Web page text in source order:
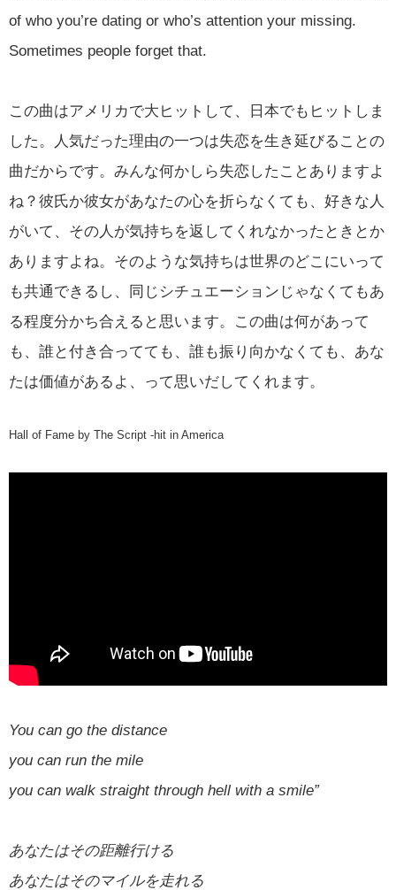
of who you’re dating or who’s attention your missing.
Sometimes people forget that.
この曲はアメリカで大ヒットして、日本でもヒットしま
した。人気だった理由の一つは失恋を生き延びることの
曲だからです。みんな何かしら失恋したことありますよ
ね？彼氏か彼女があなたの心を折らなくても、好きな人
がいて、その人が気持ちを返してくれなかったときとか
ありますよね。そのような気持ちは世界のどこにいって
も共通できるし、同じシチュエーションじゃなくてもあ
る程度分かち合えると思います。この曲は何があって
も、誰と付き合ってても、誰も振り向かなくても、あな
たは価値があるよ、って思いだしてくれます。
Hall of Fame by The Script -hit in America
You can go the distance
you can run the mile
you can walk straight through hell with a smile”
あなたはその距離行ける
あなたはそのマイルを走れる